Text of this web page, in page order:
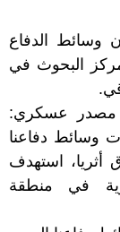
وسائط الدفاع
البحوث في
مصدر عسكري:
على شاشات وسائط دفاعنا
استهدف
في منطقة